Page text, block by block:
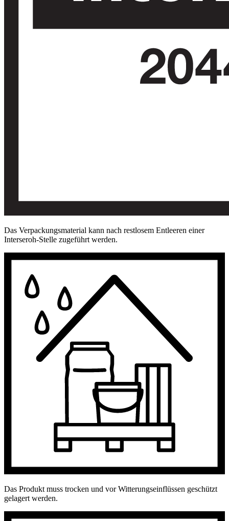
Das Verpackungsmaterial kann nach restlosem Entleeren einer
Interseroh-Stelle zugeführt werden.
Das Produkt muss trocken und vor Witterungseinflüssen geschützt
gelagert werden.